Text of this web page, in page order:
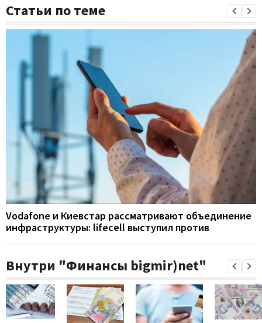
Статьи по теме
Vodafone и Киевстар рассматривают объединение
инфраструктуры: lifecell выступил против
Внутри "Финансы bigmir)net"